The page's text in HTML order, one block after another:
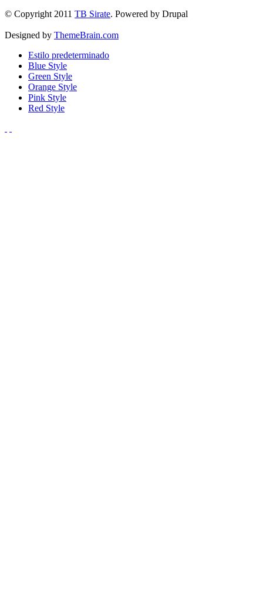
© Copyright 2011 TB Sirate. Powered by Drupal
Designed by ThemeBrain.com
Estilo predeterminado
Blue Style
Green Style
Orange Style
Pink Style
Red Style